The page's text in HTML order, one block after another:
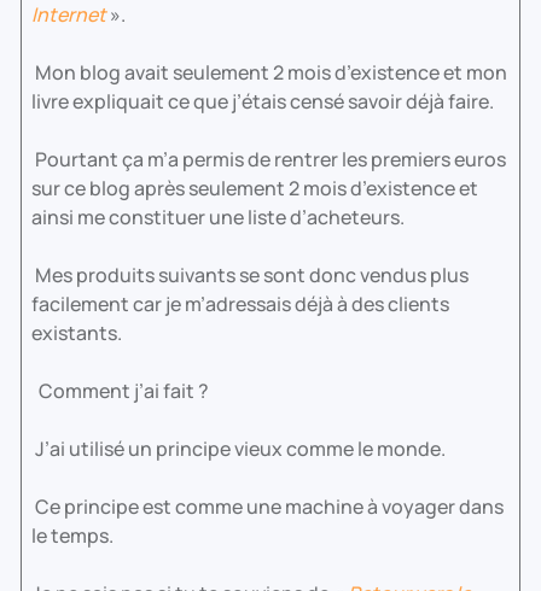
Internet».
Mon blog avait seulement 2 mois d’existence et mon
livre expliquait ce que j’étais censé savoir déjà faire.
Pourtant ça m’a permis de rentrer les premiers euros
sur ce blog après seulement 2 mois d’existence et
ainsi me constituer une liste d’acheteurs.
Mes produits suivants se sont donc vendus plus
facilement car je m’adressais déjà à des clients
existants.
Comment j’ai fait ?
J’ai utilisé un principe vieux comme le monde.
Ce principe est comme une machine à voyager dans
le temps.